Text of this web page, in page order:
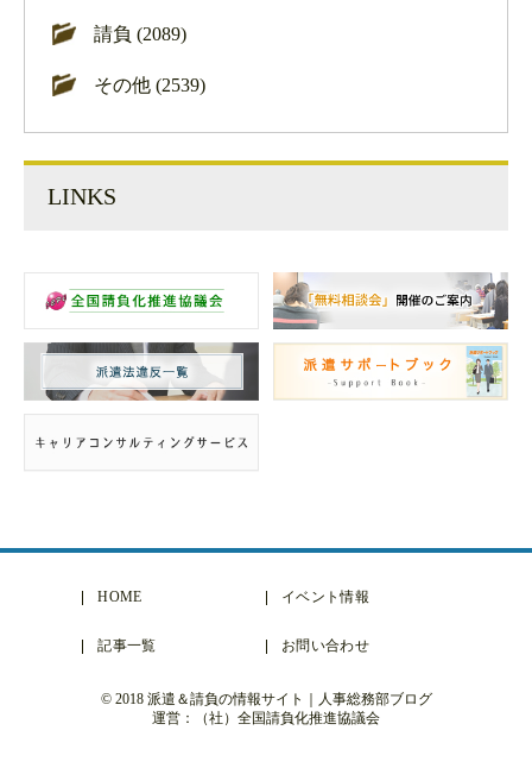
請負 (2089)
その他 (2539)
LINKS
HOME イベント情報
記事一覧 お問い合わせ
© 2018 派遣＆請負の情報サイト｜人事総務部ブログ
運営：（社）全国請負化推進協議会